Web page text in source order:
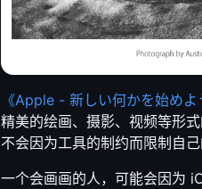
《Apple - 新しい何かを始めよ
精美的绘画、摄影、视频等形
不会因为工具的制约而限制自己
一个会画画的人，可能会因为